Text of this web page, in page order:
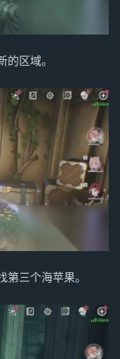
的区域。
三个海苹果。